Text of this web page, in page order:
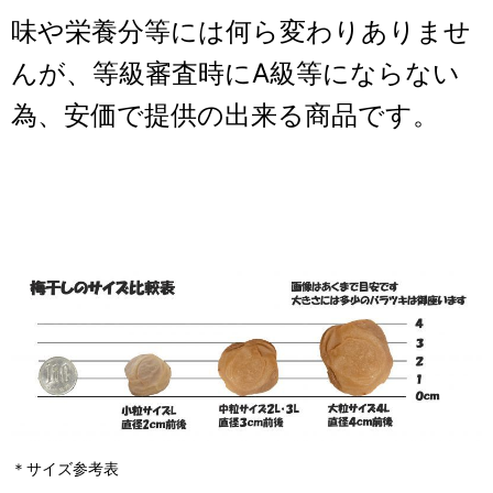
味や栄養分等には何ら変わりありませ
んが、等級審査時にA級等にならない
為、安価で提供の出来る商品です。
＊サイズ参考表